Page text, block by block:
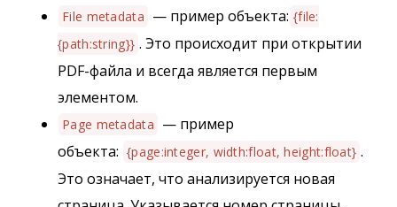
File metadata — пример объекта: {file:
{path:string}} . Это происходит при открытии
PDF-файла и всегда является первым
элементом.
Page metadata — пример
объекта: {page:integer, width:float, height:float} .
Это означает, что анализируется новая